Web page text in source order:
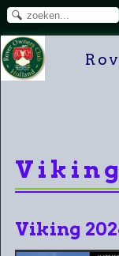
Viking
Viking